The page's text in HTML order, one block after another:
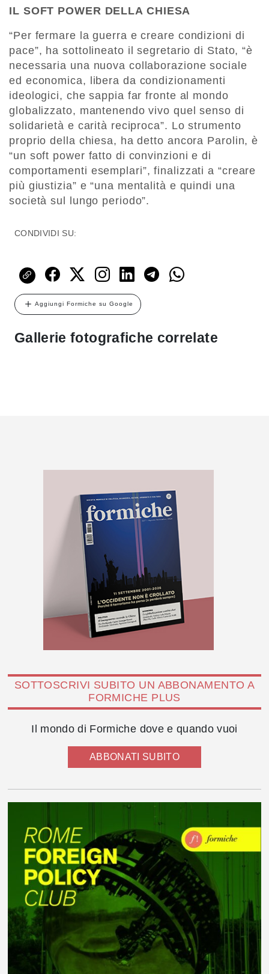
IL SOFT POWER DELLA CHIESA
“Per fermare la guerra e creare condizioni di
pace”, ha sottolineato il segretario di Stato, “è
necessaria una nuova collaborazione sociale
ed economica, libera da condizionamenti
ideologici, che sappia far fronte al mondo
globalizzato, mantenendo vivo quel senso di
solidarietà e carità reciproca”. Lo strumento
proprio della chiesa, ha detto ancora Parolin, è
“un soft power fatto di convinzioni e di
comportamenti esemplari”, finalizzati a “creare
più giustizia” e “una mentalità e quindi una
società sul lungo periodo”.
CONDIVIDI SU:
Aggiungi Formiche su Google
Gallerie fotografiche correlate
SOTTOSCRIVI SUBITO UN ABBONAMENTO A
FORMICHE PLUS
Il mondo di Formiche dove e quando vuoi
ABBONATI SUBITO